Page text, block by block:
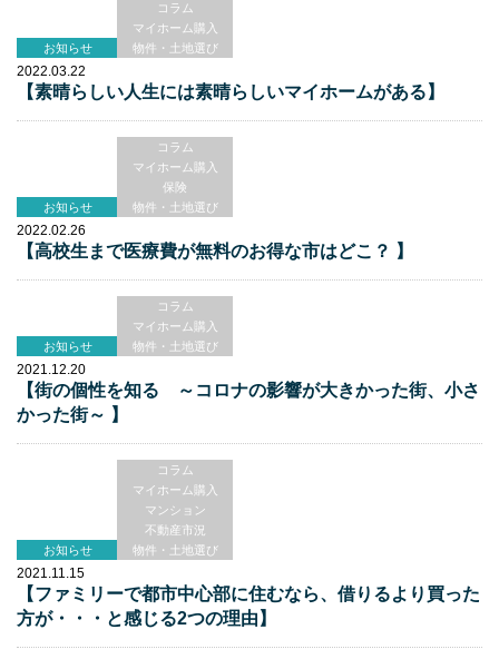
お知らせ
コラム
マイホーム購入
物件・土地選び
2022.03.22
【素晴らしい人生には素晴らしいマイホームがある】
お知らせ
コラム
マイホーム購入
保険
物件・土地選び
2022.02.26
【高校生まで医療費が無料のお得な市はどこ？ 】
お知らせ
コラム
マイホーム購入
物件・土地選び
2021.12.20
【街の個性を知る ～コロナの影響が大きかった街、小さ
かった街～ 】
お知らせ
コラム
マイホーム購入
マンション
不動産市況
物件・土地選び
2021.11.15
【ファミリーで都市中心部に住むなら、借りるより買った
方が・・・と感じる2つの理由】